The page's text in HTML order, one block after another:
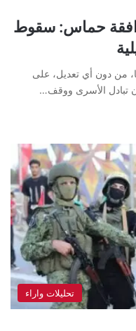
حماس: سقوط
من دون أي تعديل، على
تبادل الأسرى ووقف…
تحليلات واراء